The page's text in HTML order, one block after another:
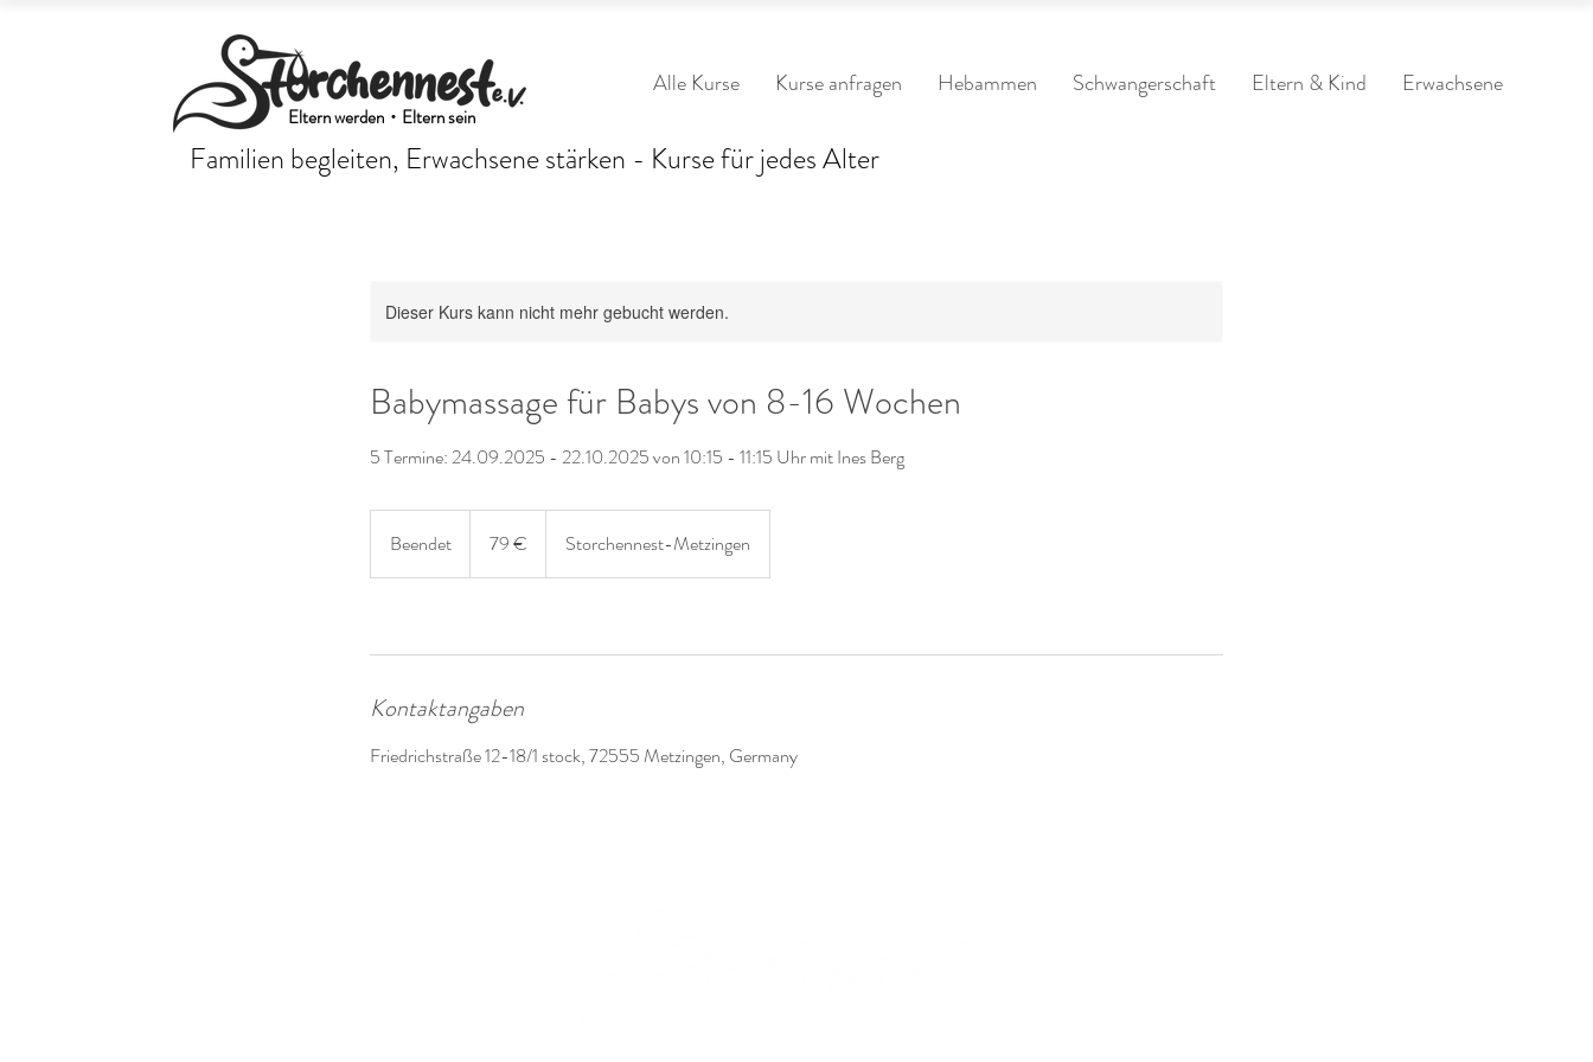
Eltern werden・Eltern sein
Alle Kurse Kurse anfragen Hebammen Schwangerschaft Eltern & Kind Erwachsene
Familien begleiten, Erwachsene stärken - Kurse für jedes Alter
Dieser Kurs kann nicht mehr gebucht werden.
Babymassage für Babys von 8-16 Wochen
5 Termine: 24.09.2025 - 22.10.2025 von 10:15 - 11:15 Uhr mit Ines Berg
Beendet
e
d
t
79 € Storchennest-Metzingen
Kontaktangaben
Friedrichstraße 12-18/1 stock, 72555 Metzingen, Germany